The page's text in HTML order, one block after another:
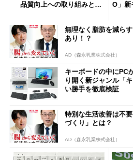
品質向上への取り組みと
O」新
無理なく脂肪を減ら
あり！？
AD（森永乳業株式会社）
キーボードの中に
り開く新ジャンル「
い勝手を徹底検証
特別な生活改善は不
づくり」とは？
AD（森永乳業株式会社）